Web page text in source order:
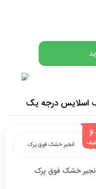
اسلایس درجه یک
خشک فوق پرک
6